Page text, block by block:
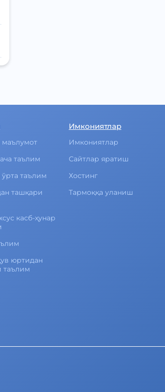
таълим
таълим
ташқари
касб-ҳунар
юртидан
таълим
Имкониятлар
Имкониятлар
Cайтлар яратиш
Хостинг
Тармоққа уланиш